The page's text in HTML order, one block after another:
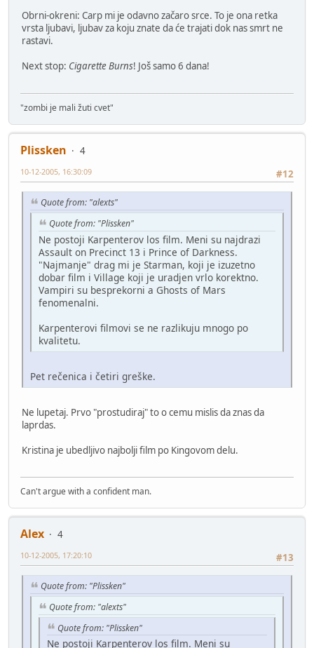
Obrni-okreni: Carp mi je odavno začaro srce. To je ona retka
vrsta ljubavi, ljubav za koju znate da će trajati dok nas smrt ne
rastavi.
Next stop: Cigarette Burns! Još samo 6 dana!
"zombi je mali žuti cvet"
Plissken
4
#12
10-12-2005, 16:30:09
Quote from: "alexts"
Quote from: "Plissken"
Ne postoji Karpenterov los film. Meni su najdrazi
Assault on Precinct 13 i Prince of Darkness.
"Najmanje" drag mi je Starman, koji je izuzetno
dobar film i Village koji je uradjen vrlo korektno.
Vampiri su besprekorni a Ghosts of Mars
fenomenalni.
Karpenterovi filmovi se ne razlikuju mnogo po
kvalitetu.
Pet rečenica i četiri greške.
Ne lupetaj. Prvo "prostudiraj" to o cemu mislis da znas da
laprdas.
Kristina je ubedljivo najbolji film po Kingovom delu.
Can't argue with a confident man.
Alex
4
#13
10-12-2005, 17:20:10
Quote from: "Plissken"
Quote from: "alexts"
Quote from: "Plissken"
Ne postoji Karpenterov los film. Meni su